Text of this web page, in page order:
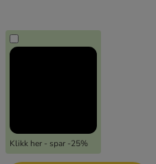
Klikk her - spar -25%